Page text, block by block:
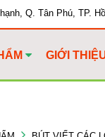
Q. Tân Phú, TP.
GIỚI